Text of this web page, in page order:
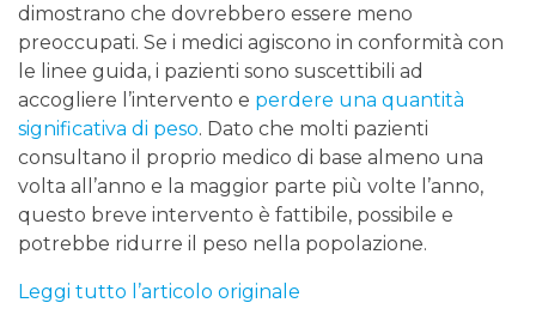
dimostrano che dovrebbero essere meno
preoccupati. Se i medici agiscono in conformità con
le linee guida, i pazienti sono suscettibili ad
accogliere l’intervento e perdere una quantità
significativa di peso. Dato che molti pazienti
consultano il proprio medico di base almeno una
volta all’anno e la maggior parte più volte l’anno,
questo breve intervento è fattibile, possibile e
potrebbe ridurre il peso nella popolazione.
Leggi tutto l’articolo originale